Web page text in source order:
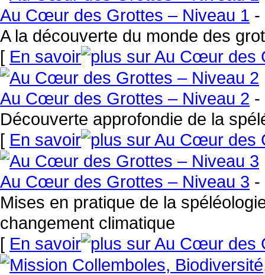
Au Cœur des Grottes – Niveau 1 -
A la découverte du monde des
[ En savoir
Au Cœur des Grottes – Niveau 2 -
Découverte approfondie de la
[ En savoir
Au Cœur des Grottes – Niveau 3 -
Mises en pratique de la
changement climatique
[ En savoir